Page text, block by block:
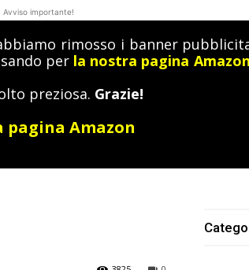
MediterraneoAntico
Avviso importante!
rimosso i banner
per la nostra pagina Amazon
preziosa. Grazie!
pagina Amazon